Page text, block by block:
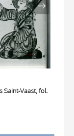
Saint-Vaast, fol.